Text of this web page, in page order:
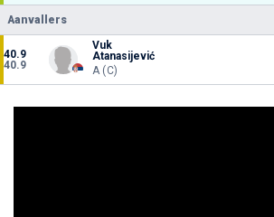
Aanvallers
40.9
40.9
Vuk
Atanasijević
A (C)